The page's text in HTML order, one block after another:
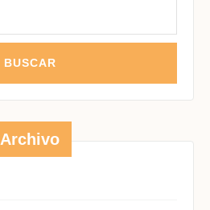
Archivo